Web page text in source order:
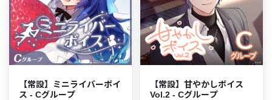
【常設】ミニライバーボイ
ス - Cグループ
【常設】甘やかしボイス
Vol.2 - Cグループ